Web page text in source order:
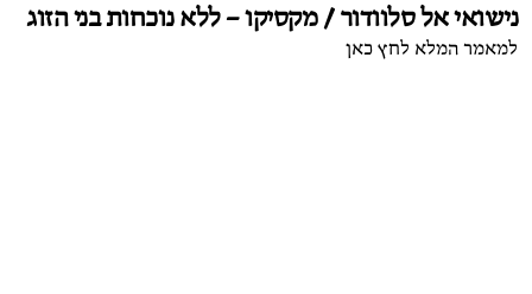
נישואי אל סלוודור / מקסיקו – ללא נוכחות בני הזוג
למאמר המלא לחץ כאן